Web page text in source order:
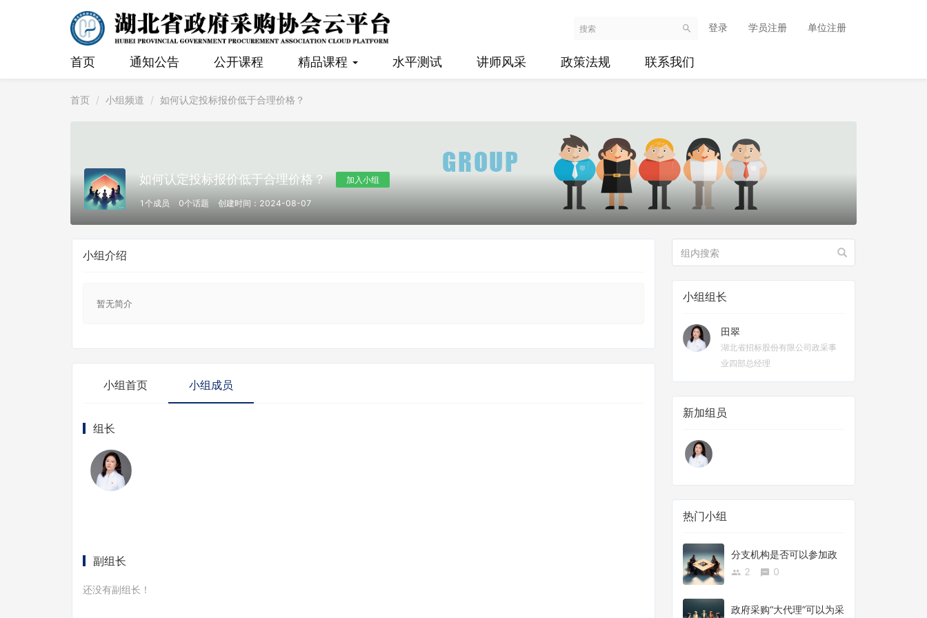
登录 学员注册 单位注册
首页 通知公告 公开课程 精品课程 水平测试 讲师风采 政策法规 联系我们
首页 小组频道 如何认定投标报价低于合理价格？
如何认定投标报价低于合理价格？ 加入小组
1个成员 0个话题 创建时间：2024-08-07
小组介绍
暂无简介
小组首页 小组成员
组长
副组长
还没有副组长！
小组组长
田翠
湖北省招标股份有限公司政采事
业四部总经理
新加组员
热门小组
分支机构是否可以参加政
府采购活动？
2 0
政府采购“大代理”可以为采